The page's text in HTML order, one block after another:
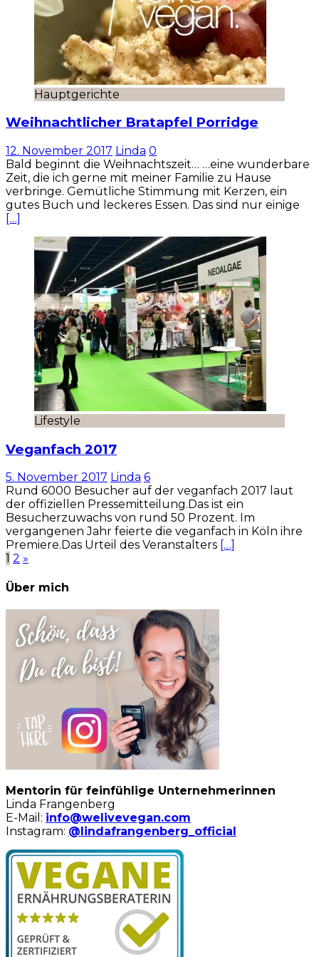
Hauptgerichte
Weihnachtlicher Bratapfel Porridge
12. November 2017 Linda 0
Bald beginnt die Weihnachtszeit… …eine wunderbare
Zeit, die ich gerne mit meiner Familie zu Hause
verbringe. Gemütliche Stimmung mit Kerzen, ein
gutes Buch und leckeres Essen. Das sind nur einige
[…]
Lifestyle
Veganfach 2017
5. November 2017 Linda 6
Rund 6000 Besucher auf der veganfach 2017 laut
der offiziellen Pressemitteilung.Das ist ein
Besucherzuwachs von rund 50 Prozent. Im
vergangenen Jahr feierte die veganfach in Köln ihre
Premiere.Das Urteil des Veranstalters […]
Seitennummerierung
der
1 2 »
Über mich
Mentorin für feinfühlige Unternehmerinnen
Linda Frangenberg
E-Mail: info@welivevegan.com
Instagram: @lindafrangenberg_official